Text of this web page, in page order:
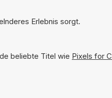
Erlebnis sorgt.
beliebte Titel wie Pixels for